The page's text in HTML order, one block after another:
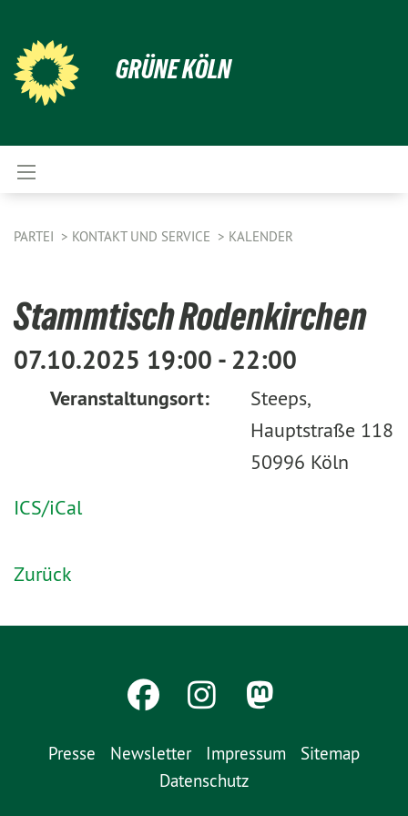
GRÜNE KÖLN
PARTEI KONTAKT UND SERVICE KALENDER
Stammtisch Rodenkirchen
07.10.2025 19:00 - 22:00
Veranstaltungsort:
Steeps,
Hauptstraße 118
50996 Köln
ICS/iCal
Zurück
Presse Newsletter Impressum
Sitemap
Datenschutz